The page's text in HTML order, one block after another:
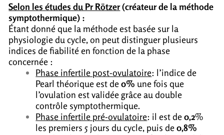
Selon les études du Pr Rötzer(créateur de la méthode
symptothermique) :
Étant donné que la méthode est basée sur la
physiologie du cycle, on peut distinguer plusieurs
indices de fiabilité en fonction de la phase
concernée :
Phase infertile post-ovulatoire: l’indice de
Pearl théorique est de0% une fois que
l’ovulation est validée grâce au double
contrôle symptothermique.
Phase infertile pré-ovulatoire: il est de0,2%
les premiers 5 jours du cycle, puis de0,8%